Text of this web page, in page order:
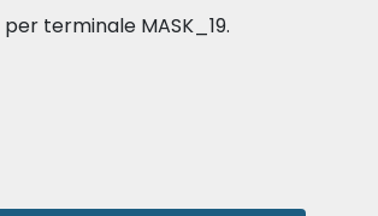
terminale MASK_19.